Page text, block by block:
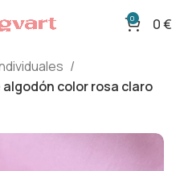
0 0€
algodón color rosa claro